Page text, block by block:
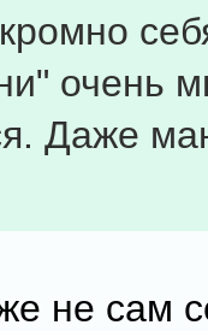
очень
Даже
не сам